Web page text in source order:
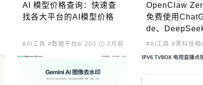
AI 模型价格查询：快速查
找各大平台的AI模型价格
#AI工具 #数据平台 #信息聚合
203 2月前
OpenClaw
免费使用
de、
#AI工具 #黑科技相